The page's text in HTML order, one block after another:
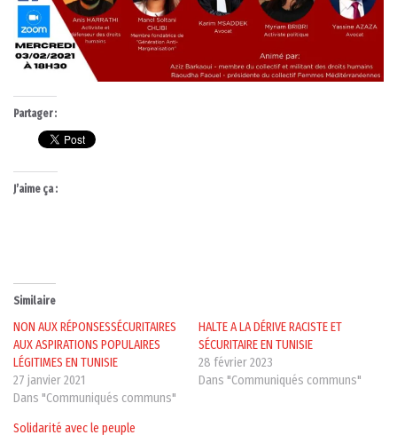
Partager :
J’aime ça :
Similaire
NON AUX RÉPONSESSÉCURITAIRES
AUX ASPIRATIONS POPULAIRES
LÉGITIMES EN TUNISIE
27 janvier 2021
Dans "Communiqués communs"
HALTE A LA DÉRIVE RACISTE ET
SÉCURITAIRE EN TUNISIE
28 février 2023
Dans "Communiqués communs"
Solidarité avec le peuple